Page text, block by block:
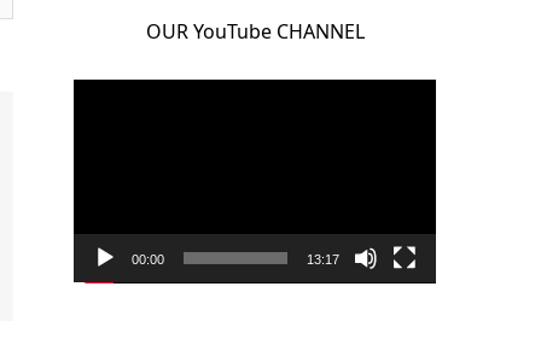
OUR YouTube CHANNEL
00:00 13:17